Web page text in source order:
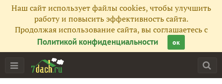
Наш сайт использует файлы cookies, чтобы улучшить
работу и повысить эффективность сайта.
Продолжая использование сайта, вы соглашаетесь с
Политикой конфиденциальности
ок